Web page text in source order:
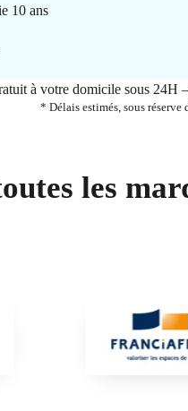
10 ans
à votre domicile sous 24H
* Délais estimés, sous
les